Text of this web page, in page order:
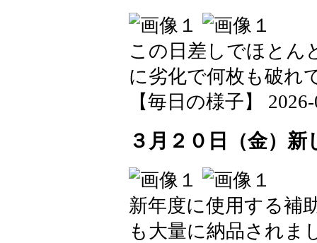
この日差しでほとん
に劣化で何枚も破れ
【毎日の様子】
３月２０日（金）新
新年度に使用する補
も大量に納品されま